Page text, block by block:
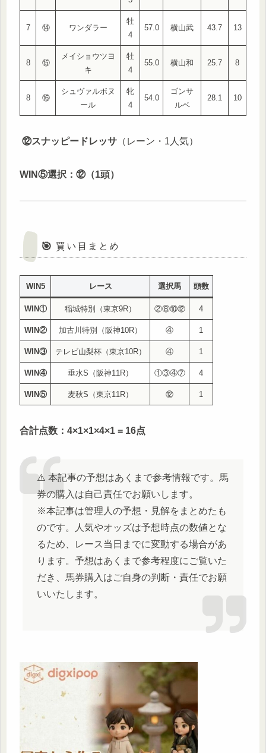
7 ⑭ ワンダラー
牡
4
57.0 横山武 43.7 13
8 ⑮
メイショウツヨ
キ
牡
4
55.0 横山和 25.7 8
8 ⑯
シュヴァルボヌ
ール
牝
4
54.0
ゴンサ
ルベ
28.1 10
⑫スナッピードレッサ （レーン・1人気）
WIN⑤選択：⑫（1頭）
🎯 買い目まとめ
WIN5 レース 選択馬 頭数
WIN① 稲城特別（東京9R） ②⑧⑩⑫ 4
WIN② 加古川特別（阪神10R） ④ 1
WIN③ テレビ山梨杯（東京10R） ④ 1
WIN④ 垂水S（阪神11R） ①③④⑦ 4
WIN⑤ 麦秋S（東京11R） ⑫ 1
合計点数：4×1×1×4×1 = 16点
⚠️ 本記事の予想はあくまで参考情報です。馬
券の購入は自己責任でお願いします。
※本記事は管理人の予想・見解をまとめたも
のです。人気やオッズは予想時点の数値とな
るため、レース当日までに変動する場合があ
ります。予想はあくまで参考程度にご覧いた
だき、馬券購入はご自身の判断・責任でお願
いいたします。